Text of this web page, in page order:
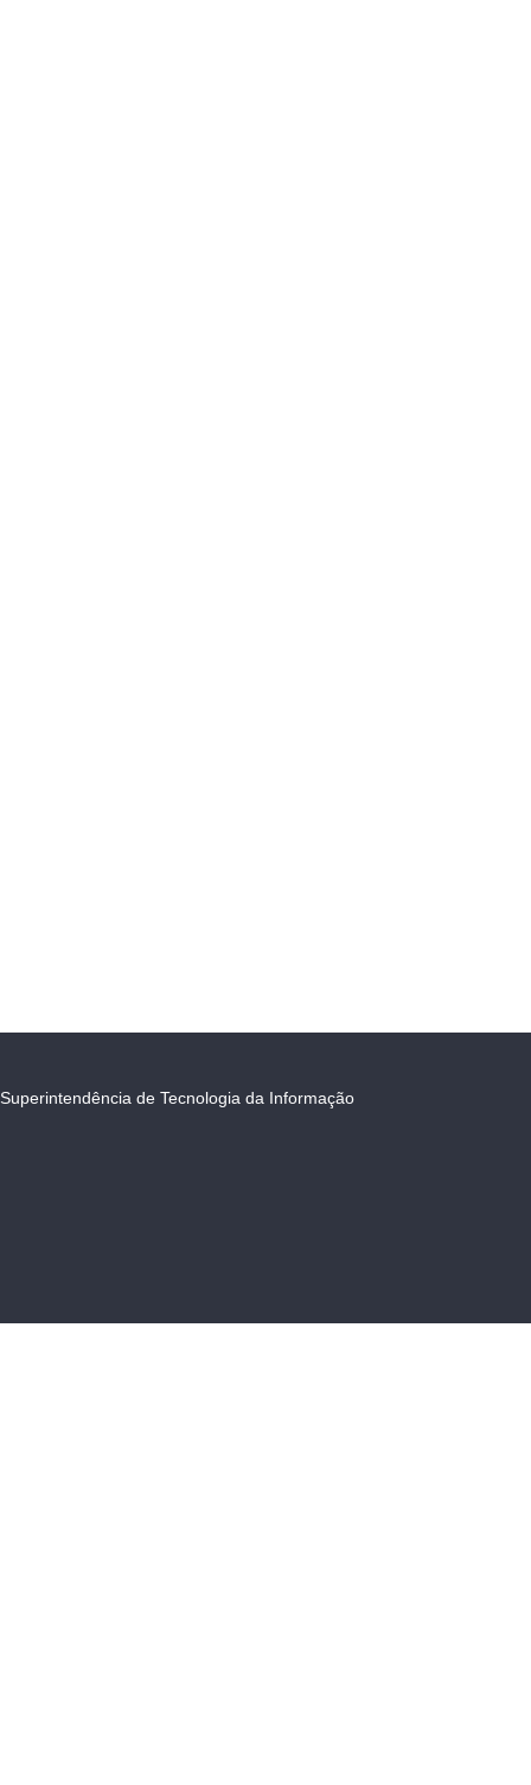
Superintendência de Tecnologia da Informação